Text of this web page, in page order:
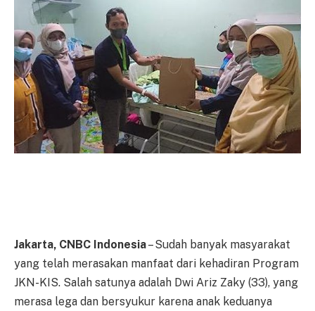
Jakarta, CNBC Indonesia– Sudah banyak masyarakat
yang telah merasakan manfaat dari kehadiran Program
JKN-KIS. Salah satunya adalah Dwi Ariz Zaky (33), yang
merasa lega dan bersyukur karena anak keduanya